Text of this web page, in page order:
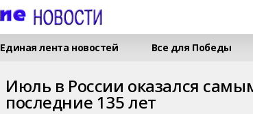
Единая лента новостей Все для Победы
Июль в России оказался
последние 135 лет